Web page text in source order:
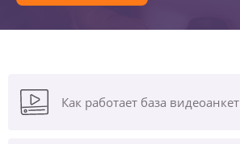
Как работает база видеоанкет